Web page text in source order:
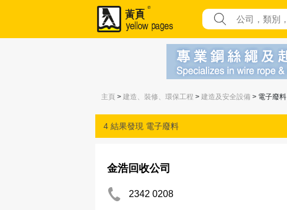
主頁 > 建造、裝修、環保工程 > 建造及安全設備 > 電子廢料
4 結果發現 電子廢料
金浩回收公司
2342 0208